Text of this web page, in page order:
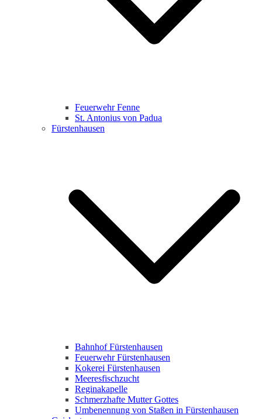
Feuerwehr Fenne
St. Antonius von Padua
Fürstenhausen
Bahnhof Fürstenhausen
Feuerwehr Fürstenhausen
Kokerei Fürstenhausen
Meeresfischzucht
Reginakapelle
Schmerzhafte Mutter Gottes
Umbenennung von Staßen in Fürstenhausen